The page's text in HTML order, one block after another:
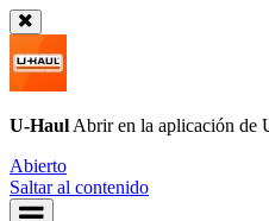
U-Haul Abrir en la aplicación de
Abierto
Saltar al contenido